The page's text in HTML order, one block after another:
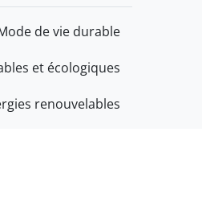
de vie durable
et écologiques
renouvelables